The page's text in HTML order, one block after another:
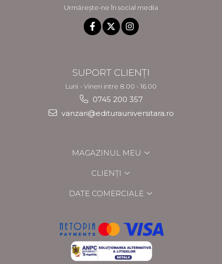
Urmărește-ne în social media
SUPORT CLIENȚI
Luni - Vineri intre 8.00 - 16.00
0745 200 357
vanzari@editurauniversitara.ro
MAGAZINUL MEU
CLIENȚI
DATE COMERCIALE